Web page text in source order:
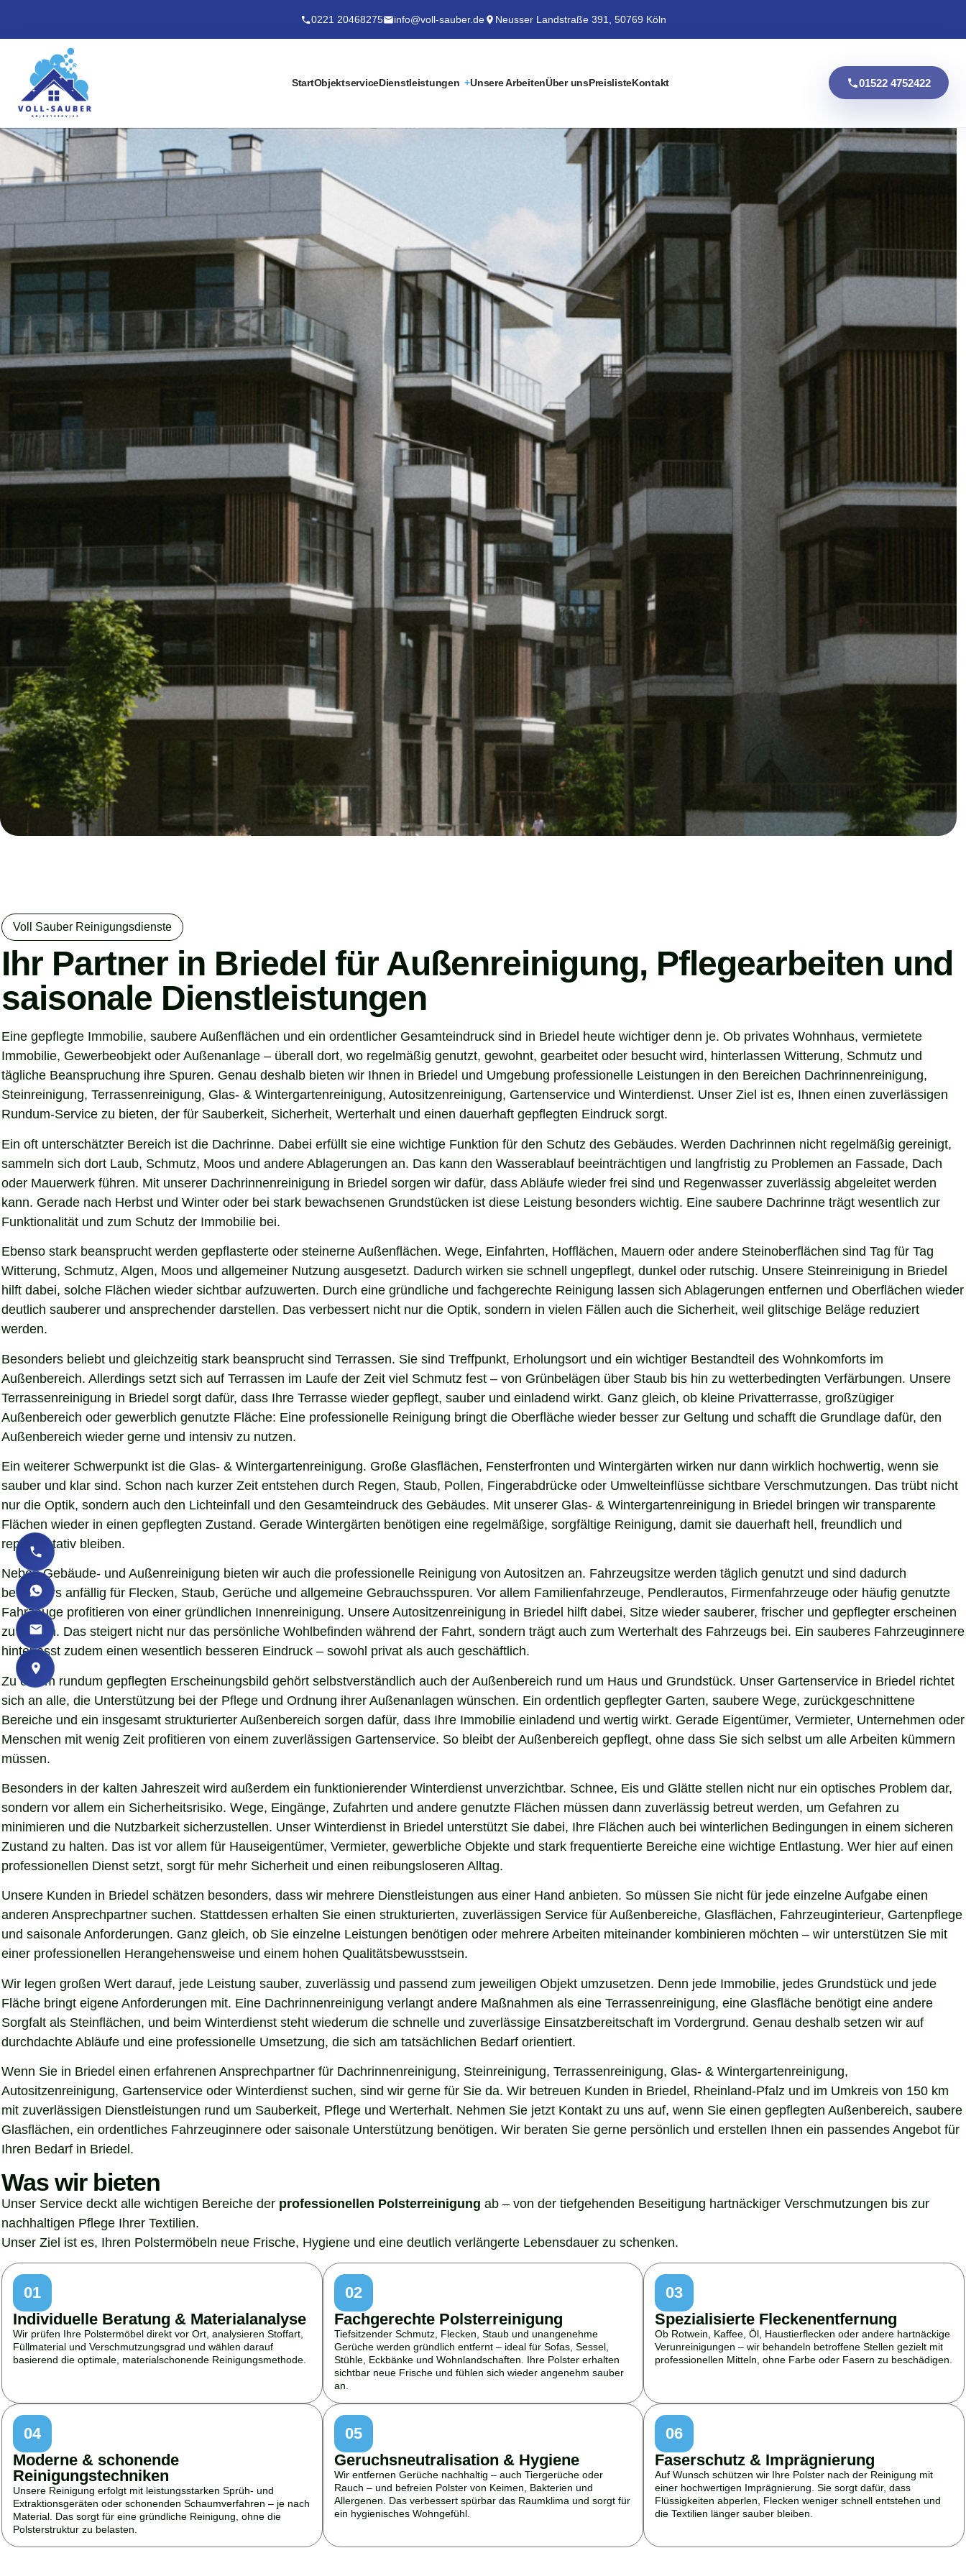
0221 20468275 info@voll-sauber.de Neusser Landstraße 391, 50769 Köln
StartObjektserviceDienstleistungen Unsere ArbeitenÜber unsPreislisteKontakt 01522 4752422
Voll Sauber Reinigungsdienste
Ihr Partner in Briedel für Außenreinigung, Pflegearbeiten und
saisonale Dienstleistungen
Eine gepflegte Immobilie, saubere Außenflächen und ein ordentlicher Gesamteindruck sind in Briedel heute wichtiger denn je. Ob privates Wohnhaus, vermietete
Immobilie, Gewerbeobjekt oder Außenanlage – überall dort, wo regelmäßig genutzt, gewohnt, gearbeitet oder besucht wird, hinterlassen Witterung, Schmutz und
tägliche Beanspruchung ihre Spuren. Genau deshalb bieten wir Ihnen in Briedel und Umgebung professionelle Leistungen in den Bereichen Dachrinnenreinigung,
Steinreinigung, Terrassenreinigung, Glas- & Wintergartenreinigung, Autositzenreinigung, Gartenservice und Winterdienst. Unser Ziel ist es, Ihnen einen zuverlässigen
Rundum-Service zu bieten, der für Sauberkeit, Sicherheit, Werterhalt und einen dauerhaft gepflegten Eindruck sorgt.
Ein oft unterschätzter Bereich ist die Dachrinne. Dabei erfüllt sie eine wichtige Funktion für den Schutz des Gebäudes. Werden Dachrinnen nicht regelmäßig gereinigt,
sammeln sich dort Laub, Schmutz, Moos und andere Ablagerungen an. Das kann den Wasserablauf beeinträchtigen und langfristig zu Problemen an Fassade, Dach
oder Mauerwerk führen. Mit unserer Dachrinnenreinigung in Briedel sorgen wir dafür, dass Abläufe wieder frei sind und Regenwasser zuverlässig abgeleitet werden
kann. Gerade nach Herbst und Winter oder bei stark bewachsenen Grundstücken ist diese Leistung besonders wichtig. Eine saubere Dachrinne trägt wesentlich zur
Funktionalität und zum Schutz der Immobilie bei.
Ebenso stark beansprucht werden gepflasterte oder steinerne Außenflächen. Wege, Einfahrten, Hofflächen, Mauern oder andere Steinoberflächen sind Tag für Tag
Witterung, Schmutz, Algen, Moos und allgemeiner Nutzung ausgesetzt. Dadurch wirken sie schnell ungepflegt, dunkel oder rutschig. Unsere Steinreinigung in Briedel
hilft dabei, solche Flächen wieder sichtbar aufzuwerten. Durch eine gründliche und fachgerechte Reinigung lassen sich Ablagerungen entfernen und Oberflächen wieder
deutlich sauberer und ansprechender darstellen. Das verbessert nicht nur die Optik, sondern in vielen Fällen auch die Sicherheit, weil glitschige Beläge reduziert
werden.
Besonders beliebt und gleichzeitig stark beansprucht sind Terrassen. Sie sind Treffpunkt, Erholungsort und ein wichtiger Bestandteil des Wohnkomforts im
Außenbereich. Allerdings setzt sich auf Terrassen im Laufe der Zeit viel Schmutz fest – von Grünbelägen über Staub bis hin zu wetterbedingten Verfärbungen. Unsere
Terrassenreinigung in Briedel sorgt dafür, dass Ihre Terrasse wieder gepflegt, sauber und einladend wirkt. Ganz gleich, ob kleine Privatterrasse, großzügiger
Außenbereich oder gewerblich genutzte Fläche: Eine professionelle Reinigung bringt die Oberfläche wieder besser zur Geltung und schafft die Grundlage dafür, den
Außenbereich wieder gerne und intensiv zu nutzen.
Ein weiterer Schwerpunkt ist die Glas- & Wintergartenreinigung. Große Glasflächen, Fensterfronten und Wintergärten wirken nur dann wirklich hochwertig, wenn sie
sauber und klar sind. Schon nach kurzer Zeit entstehen durch Regen, Staub, Pollen, Fingerabdrücke oder Umwelteinflüsse sichtbare Verschmutzungen. Das trübt nicht
nur die Optik, sondern auch den Lichteinfall und den Gesamteindruck des Gebäudes. Mit unserer Glas- & Wintergartenreinigung in Briedel bringen wir transparente
Flächen wieder in einen gepflegten Zustand. Gerade Wintergärten benötigen eine regelmäßige, sorgfältige Reinigung, damit sie dauerhaft hell, freundlich und
repräsentativ bleiben.
Neben Gebäude- und Außenreinigung bieten wir auch die professionelle Reinigung von Autositzen an. Fahrzeugsitze werden täglich genutzt und sind dadurch
besonders anfällig für Flecken, Staub, Gerüche und allgemeine Gebrauchsspuren. Vor allem Familienfahrzeuge, Pendlerautos, Firmenfahrzeuge oder häufig genutzte
Fahrzeuge profitieren von einer gründlichen Innenreinigung. Unsere Autositzenreinigung in Briedel hilft dabei, Sitze wieder sauberer, frischer und gepflegter erscheinen
zu lassen. Das steigert nicht nur das persönliche Wohlbefinden während der Fahrt, sondern trägt auch zum Werterhalt des Fahrzeugs bei. Ein sauberes Fahrzeuginnere
hinterlässt zudem einen wesentlich besseren Eindruck – sowohl privat als auch geschäftlich.
Zu einem rundum gepflegten Erscheinungsbild gehört selbstverständlich auch der Außenbereich rund um Haus und Grundstück. Unser Gartenservice in Briedel richtet
sich an alle, die Unterstützung bei der Pflege und Ordnung ihrer Außenanlagen wünschen. Ein ordentlich gepflegter Garten, saubere Wege, zurückgeschnittene
Bereiche und ein insgesamt strukturierter Außenbereich sorgen dafür, dass Ihre Immobilie einladend und wertig wirkt. Gerade Eigentümer, Vermieter, Unternehmen oder
Menschen mit wenig Zeit profitieren von einem zuverlässigen Gartenservice. So bleibt der Außenbereich gepflegt, ohne dass Sie sich selbst um alle Arbeiten kümmern
müssen.
Besonders in der kalten Jahreszeit wird außerdem ein funktionierender Winterdienst unverzichtbar. Schnee, Eis und Glätte stellen nicht nur ein optisches Problem dar,
sondern vor allem ein Sicherheitsrisiko. Wege, Eingänge, Zufahrten und andere genutzte Flächen müssen dann zuverlässig betreut werden, um Gefahren zu
minimieren und die Nutzbarkeit sicherzustellen. Unser Winterdienst in Briedel unterstützt Sie dabei, Ihre Flächen auch bei winterlichen Bedingungen in einem sicheren
Zustand zu halten. Das ist vor allem für Hauseigentümer, Vermieter, gewerbliche Objekte und stark frequentierte Bereiche eine wichtige Entlastung. Wer hier auf einen
professionellen Dienst setzt, sorgt für mehr Sicherheit und einen reibungsloseren Alltag.
Unsere Kunden in Briedel schätzen besonders, dass wir mehrere Dienstleistungen aus einer Hand anbieten. So müssen Sie nicht für jede einzelne Aufgabe einen
anderen Ansprechpartner suchen. Stattdessen erhalten Sie einen strukturierten, zuverlässigen Service für Außenbereiche, Glasflächen, Fahrzeuginterieur, Gartenpflege
und saisonale Anforderungen. Ganz gleich, ob Sie einzelne Leistungen benötigen oder mehrere Arbeiten miteinander kombinieren möchten – wir unterstützen Sie mit
einer professionellen Herangehensweise und einem hohen Qualitätsbewusstsein.
Wir legen großen Wert darauf, jede Leistung sauber, zuverlässig und passend zum jeweiligen Objekt umzusetzen. Denn jede Immobilie, jedes Grundstück und jede
Fläche bringt eigene Anforderungen mit. Eine Dachrinnenreinigung verlangt andere Maßnahmen als eine Terrassenreinigung, eine Glasfläche benötigt eine andere
Sorgfalt als Steinflächen, und beim Winterdienst steht wiederum die schnelle und zuverlässige Einsatzbereitschaft im Vordergrund. Genau deshalb setzen wir auf
durchdachte Abläufe und eine professionelle Umsetzung, die sich am tatsächlichen Bedarf orientiert.
Wenn Sie in Briedel einen erfahrenen Ansprechpartner für Dachrinnenreinigung, Steinreinigung, Terrassenreinigung, Glas- & Wintergartenreinigung,
Autositzenreinigung, Gartenservice oder Winterdienst suchen, sind wir gerne für Sie da. Wir betreuen Kunden in Briedel, Rheinland-Pfalz und im Umkreis von 150 km
mit zuverlässigen Dienstleistungen rund um Sauberkeit, Pflege und Werterhalt. Nehmen Sie jetzt Kontakt zu uns auf, wenn Sie einen gepflegten Außenbereich, saubere
Glasflächen, ein ordentliches Fahrzeuginnere oder saisonale Unterstützung benötigen. Wir beraten Sie gerne persönlich und erstellen Ihnen ein passendes Angebot für
Ihren Bedarf in Briedel.
Was wir bieten
Unser Service deckt alle wichtigen Bereiche der professionellen Polsterreinigung ab – von der tiefgehenden Beseitigung hartnäckiger Verschmutzungen bis zur
nachhaltigen Pflege Ihrer Textilien.
Unser Ziel ist es, Ihren Polstermöbeln neue Frische, Hygiene und eine deutlich verlängerte Lebensdauer zu schenken.
01
Individuelle Beratung & Materialanalyse
Wir prüfen Ihre Polstermöbel direkt vor Ort, analysieren Stoffart,
Füllmaterial und Verschmutzungsgrad und wählen darauf
basierend die optimale, materialschonende Reinigungsmethode.
02
Fachgerechte Polsterreinigung
Tiefsitzender Schmutz, Flecken, Staub und unangenehme
Gerüche werden gründlich entfernt – ideal für Sofas, Sessel,
Stühle, Eckbänke und Wohnlandschaften. Ihre Polster erhalten
sichtbar neue Frische und fühlen sich wieder angenehm sauber
an.
03
Spezialisierte Fleckenentfernung
Ob Rotwein, Kaffee, Öl, Haustierflecken oder andere hartnäckige
Verunreinigungen – wir behandeln betroffene Stellen gezielt mit
professionellen Mitteln, ohne Farbe oder Fasern zu beschädigen.
04
Moderne & schonende
Reinigungstechniken
Unsere Reinigung erfolgt mit leistungsstarken Sprüh- und
Extraktionsgeräten oder schonenden Schaumverfahren – je nach
Material. Das sorgt für eine gründliche Reinigung, ohne die
Polsterstruktur zu belasten.
05
Geruchsneutralisation & Hygiene
Wir entfernen Gerüche nachhaltig – auch Tiergerüche oder
Rauch – und befreien Polster von Keimen, Bakterien und
Allergenen. Das verbessert spürbar das Raumklima und sorgt für
ein hygienisches Wohngefühl.
06
Faserschutz & Imprägnierung
Auf Wunsch schützen wir Ihre Polster nach der Reinigung mit
einer hochwertigen Imprägnierung. Sie sorgt dafür, dass
Flüssigkeiten abperlen, Flecken weniger schnell entstehen und
die Textilien länger sauber bleiben.